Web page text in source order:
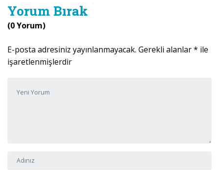
Yorum Bırak
(0 Yorum)
E-posta adresiniz yayınlanmayacak. Gerekli alanlar* ile
işaretlenmişlerdir
Adı ve Soyadı